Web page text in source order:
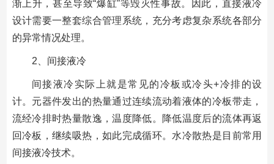
渐上升，甚至导致“爆缸”等毁灭性事故。因此，直接液冷
设计需要一整套综合管理系统，充分考虑复杂系统各部分
的异常情况处理。
2、间接液冷
间接液冷实际上就是常见的冷板或冷头+冷排的设
计。元器件发出的热量通过连续流动着液体的冷板带走，
流经冷排时热量散逸，温度降低。降低温度后的流体再返
回冷板，继续吸热，如此完成循环。水冷散热是目前常用
间接液冷技术。